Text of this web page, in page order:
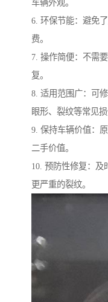
车辆外观。
6. 环保节能：避免
费。
7. 操作简便：不需
复。
8. 适用范围广：可
眼形、裂纹等常见损
9. 保持车辆价值：
二手价值。
10. 预防性修复：及
更严重的裂纹。